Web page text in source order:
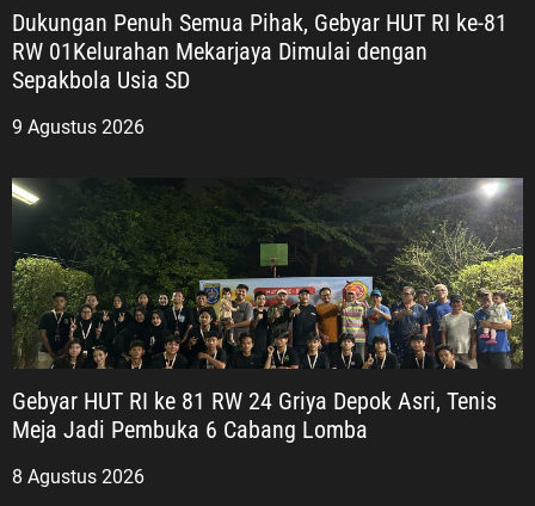
Dukungan Penuh Semua Pihak, Gebyar HUT RI ke-81
RW 01Kelurahan Mekarjaya Dimulai dengan
Sepakbola Usia SD
9 Agustus 2026
Gebyar HUT RI ke 81 RW 24 Griya Depok Asri, Tenis
Meja Jadi Pembuka 6 Cabang Lomba
8 Agustus 2026